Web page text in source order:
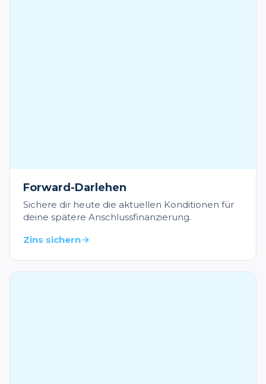
Forward-Darlehen
Sichere dir heute die aktuellen Konditionen für
deine spätere Anschlussfinanzierung.
Zins sichern